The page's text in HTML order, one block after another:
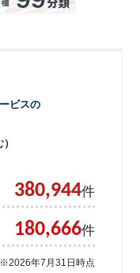
ビスの
380,944件
180,666件
※2026年7月31日時点